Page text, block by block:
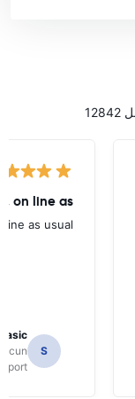
, on line as
as usual.
S